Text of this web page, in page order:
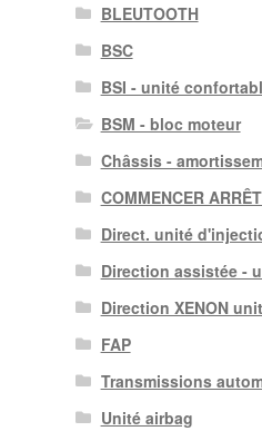
BLEUTOOTH
BSC
BSI - unité
BSM - bloc moteur
Châssis -
COMMENCER
Direct. unité
Direction assistée -
Direction XENON
FAP
Transmissions
Unité airbag